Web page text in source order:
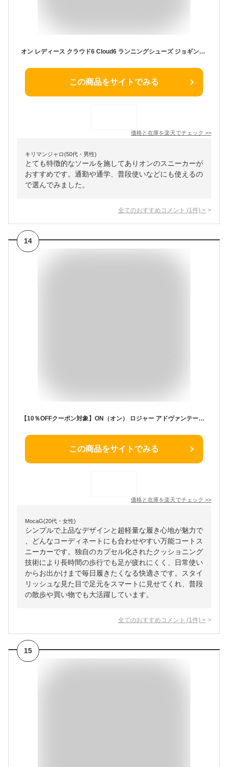
オン レディース クラウド6 Cloud6 ランニングシューズ ジョギング マラソン スニーカー シューズ ゴム紐 ホワイト 白 ブラック 黒 送料無料 ON 3WF10060299 3WF10061043 3WF10061200
この商品をサイトでみる
価格と在庫を楽天でチェック >>
キリマンジャロ(50代・男性)
とても特徴的なソールを施してありオンのスニーカーが
おすすめです。通勤や通学、普段使いなどにも使えるの
で選んでみました。
全てのおすすめコメント (1 件) >
14
【10％OFFクーポン対象】ON（オン） ロジャー アドヴァンテージ スニーカー / レディース 靴 コートスニーカー 軽量
この商品をサイトでみる
価格と在庫を楽天でチェック >>
MocaG(20代・女性)
シンプルで上品なデザインと超軽量な履き心地が魅力で
、どんなコーディネートにも合わせやすい万能コートス
ニーカーです。独自のカプセル化されたクッショニング
技術により長時間の歩行でも足が疲れにくく、日常使い
からお出かけまで毎日履きたくなる快適さです。スタイ
リッシュな見た目で足元をスマートに見せてくれ、普段
の散歩や買い物でも大活躍しています。
全てのおすすめコメント (1 件) >
15